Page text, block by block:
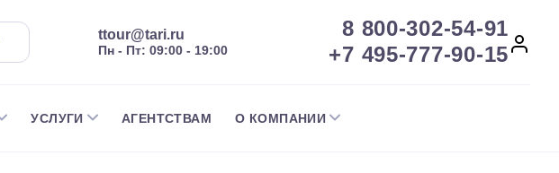
ttour@tari.ru
Пн - Пт: 09:00 - 19:00
8 800-302-54-91
+7 495-777-90-15
УСЛУГИ АГЕНТСТВАМ О КОМПАНИИ